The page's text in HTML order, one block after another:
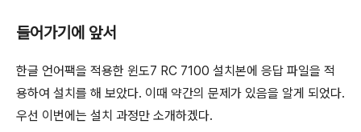
들어가기에 앞서
한글 언어팩을 적용한 윈도7 RC 7100 설치본에 응답 파일을 적
용하여 설치를 해 보았다. 이때 약간의 문제가 있음을 알게 되었다.
우선 이번에는 설치 과정만 소개하겠다.